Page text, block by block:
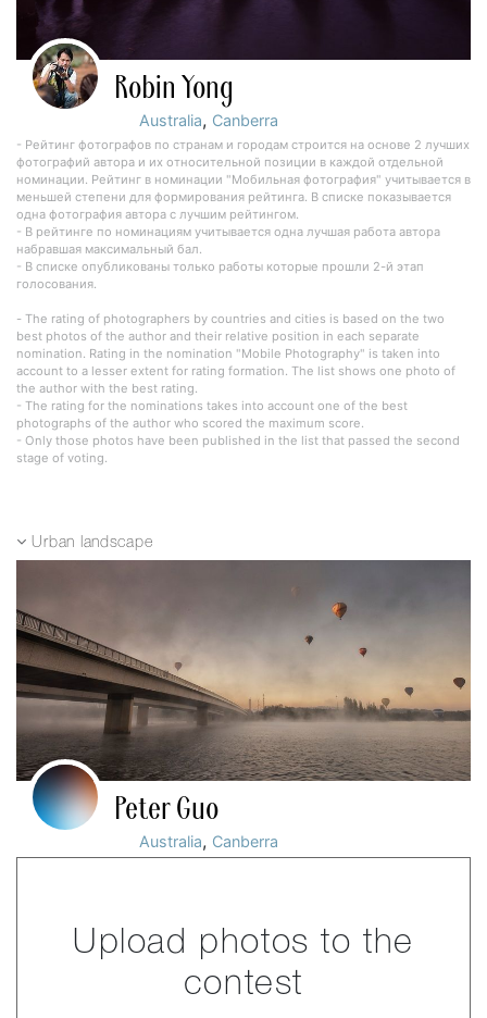
Robin Yong
Australia, Canberra
- Рейтинг фотографов по странам и городам строится на основе 2 лучших
фотографий автора и их относительной позиции в каждой отдельной
номинации. Рейтинг в номинации "Мобильная фотография" учитывается в
меньшей степени для формирования рейтинга. В списке показывается
одна фотография автора с лучшим рейтингом.
- В рейтинге по номинациям учитывается одна лучшая работа автора
набравшая максимальный бал.
- В списке опубликованы только работы которые прошли 2-й этап
голосования.
- The rating of photographers by countries and cities is based on the two
best photos of the author and their relative position in each separate
nomination. Rating in the nomination "Mobile Photography" is taken into
account to a lesser extent for rating formation. The list shows one photo of
the author with the best rating.
- The rating for the nominations takes into account one of the best
photographs of the author who scored the maximum score.
- Only those photos have been published in the list that passed the second
stage of voting.
Urban landscape
Peter Guo
Australia, Canberra
Upload photos to the
contest